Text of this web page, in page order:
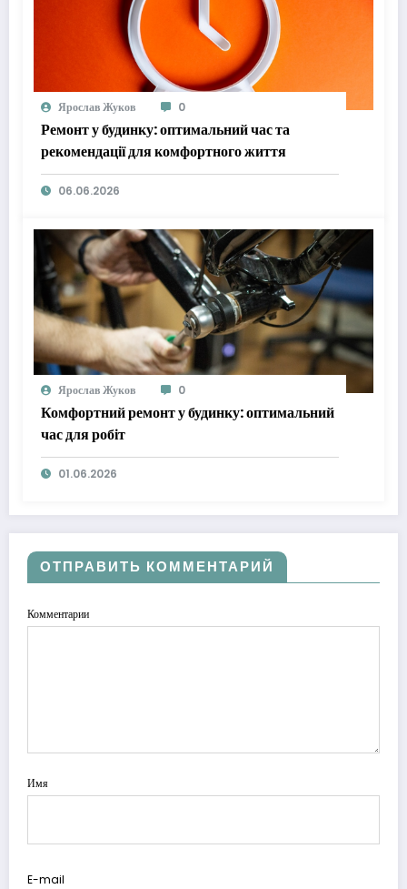
Ярослав Жуков 0
Ремонт у будинку: оптимальний час та
рекомендації для комфортного життя
06.06.2026
Ярослав Жуков 0
Комфортний ремонт у будинку: оптимальний
час для робіт
01.06.2026
ОТПРАВИТЬ КОММЕНТАРИЙ
Комментарии
Имя
E-mail